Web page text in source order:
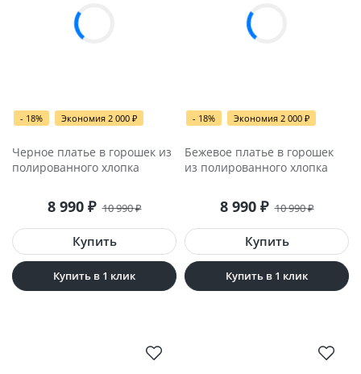
- 18% Экономия 2 000 ₽
Черное платье в горошек из
полированного хлопка
8 990 ₽ 10 990₽
Купить в 1 клик
- 18% Экономия 2 000 ₽
Бежевое платье в горошек
из полированного хлопка
8 990 ₽ 10 990₽
Купить в 1 клик